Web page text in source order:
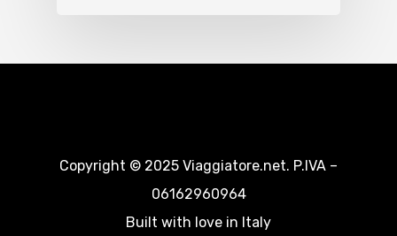
Copyright © 2025 Viaggiatore.net. P.IVA –
06162960964
Built with love in Italy